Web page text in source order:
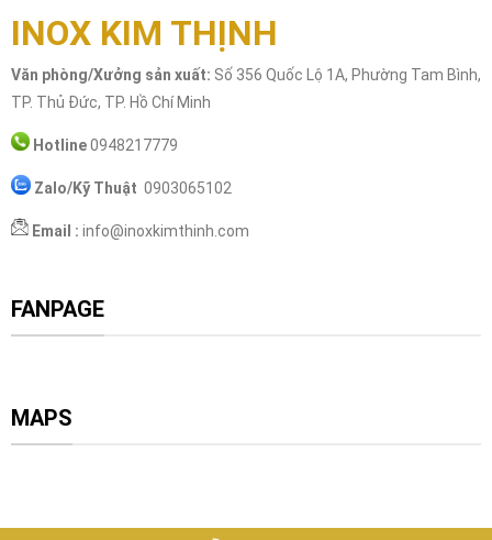
INOX KIM THỊNH
Văn phòng/Xưởng sản xuất: Số 356 Quốc Lộ 1A, Phường Tam Bình,
TP. Thủ Đức, TP. Hồ Chí Minh
Hotline0948217779
Zalo/Kỹ Thuật 0903065102
Email : info@inoxkimthinh.com
FANPAGE
MAPS